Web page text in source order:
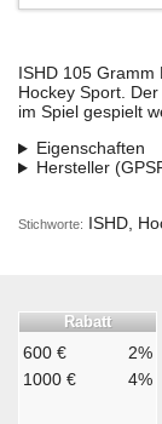
ISHD 105 Gramm
Hockey Sport.
im Spiel gespielt
Eigenschaften
Hersteller
Stichworte: ISHD,
Rabatt
600 €
2%
1000 €
4%